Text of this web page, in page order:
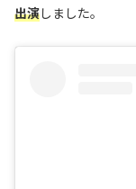
出演しました。